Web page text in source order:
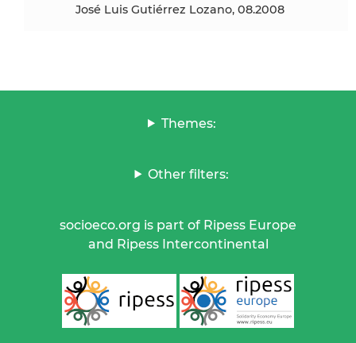
José Luis Gutiérrez Lozano, 08.2008
Themes:
Other filters:
socioeco.org is part of Ripess Europe
and Ripess Intercontinental